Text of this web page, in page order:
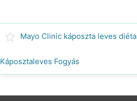
Mayo Clinic káposzta leves diéta
Káposztaleves Fogyás